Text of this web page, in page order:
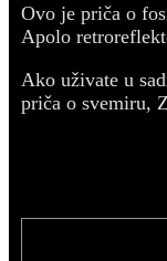
Ovo je priča o
Apolo
Ako uživate u
priča o svemiru,